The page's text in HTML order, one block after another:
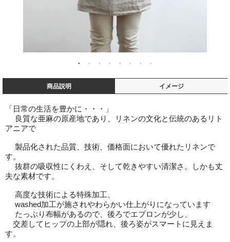
商品説明 イメージ
「日常の生活を豊かに・・・」
良質な亜麻の原産地であり、リネンの文化と伝統のあるリト
アニアで
製品化された品質、技術、価格面において優れたリネンで
す。
抜群の吸収性にくわえ、そして乾きやすい清潔さ。しかも丈
夫な素材です。
高度な技術による特殊加工、
washed加工が施されやわらかい仕上がりになっています
たっぷり布幅があるので、後ろでエプロンが少し、
交差してヒップの上部が隠れ、後ろ姿がスマートに見えま
す。